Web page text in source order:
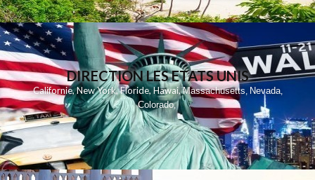
DIRECTION LES ETATS UNIS
Californie,New York,Floride,Hawai,Massachusetts, Nevada,
Colorado,